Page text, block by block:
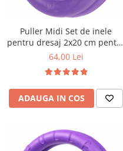
Puller Midi Set de inele
pentru dresaj 2x20 cm pentru
caini de talie medie
64,00 Lei
ADAUGA IN COS